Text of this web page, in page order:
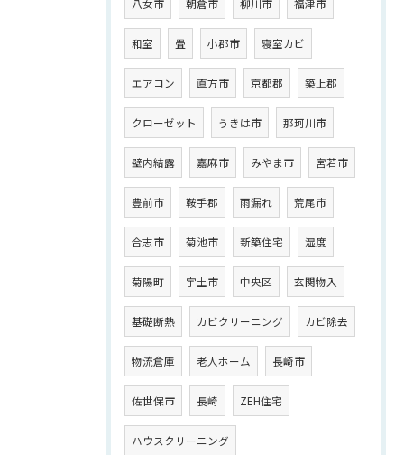
八女市 朝倉市 柳川市 福津市
和室 畳 小郡市 寝室カビ
エアコン 直方市 京都郡 築上郡
クローゼット うきは市 那珂川市
壁内結露 嘉麻市 みやま市 宮若市
豊前市 鞍手郡 雨漏れ 荒尾市
合志市 菊池市 新築住宅 湿度
菊陽町 宇土市 中央区 玄関物入
基礎断熱 カビクリーニング カビ除去
物流倉庫 老人ホーム 長崎市
佐世保市 長崎 ZEH住宅
ハウスクリーニング